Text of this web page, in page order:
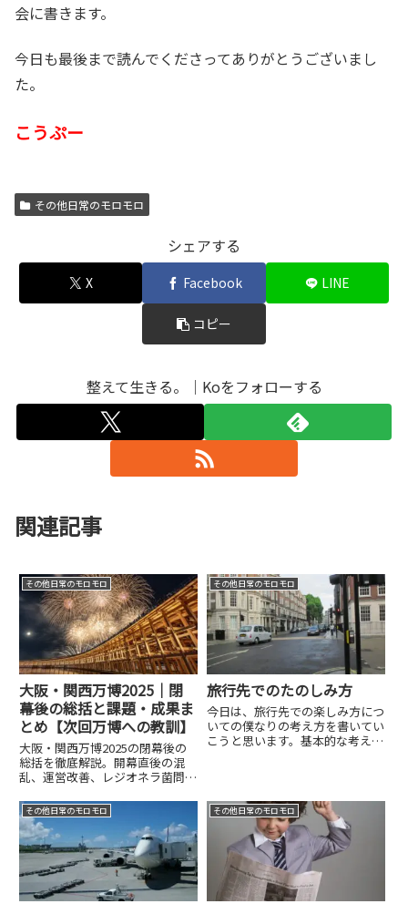
会に書きます。
今日も最後まで読んでくださってありがとうございまし
た。
こうぷー
その他日常のモロモロ
シェアする
X Facebook LINE
コピー
整えて生きる。｜Koをフォローする
関連記事
その他日常のモロモロ
大阪・関西万博2025｜閉
幕後の総括と課題・成果ま
とめ【次回万博への教訓】
大阪・関西万博2025の閉幕後の
総括を徹底解説。開幕直後の混
乱、運営改善、レジオネラ菌問
対応、経済効果、次回万博への教
訓まで“成果と課題”を総合的にま
とめました。
その他日常のモロモロ
旅行先でのたのしみ方
今日は、旅行先での楽しみ方につ
いての僕なりの考え方を書いてい
こうと思います。基本的な考え方
してみたいというものです。だか
ら、お土産屋さんやブティックな
その他日常のモロモロ その他日常のモロモロ